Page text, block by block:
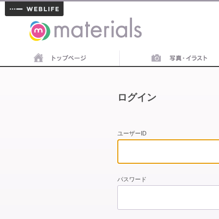
materials
ログイン
ユーザーID
パスワード